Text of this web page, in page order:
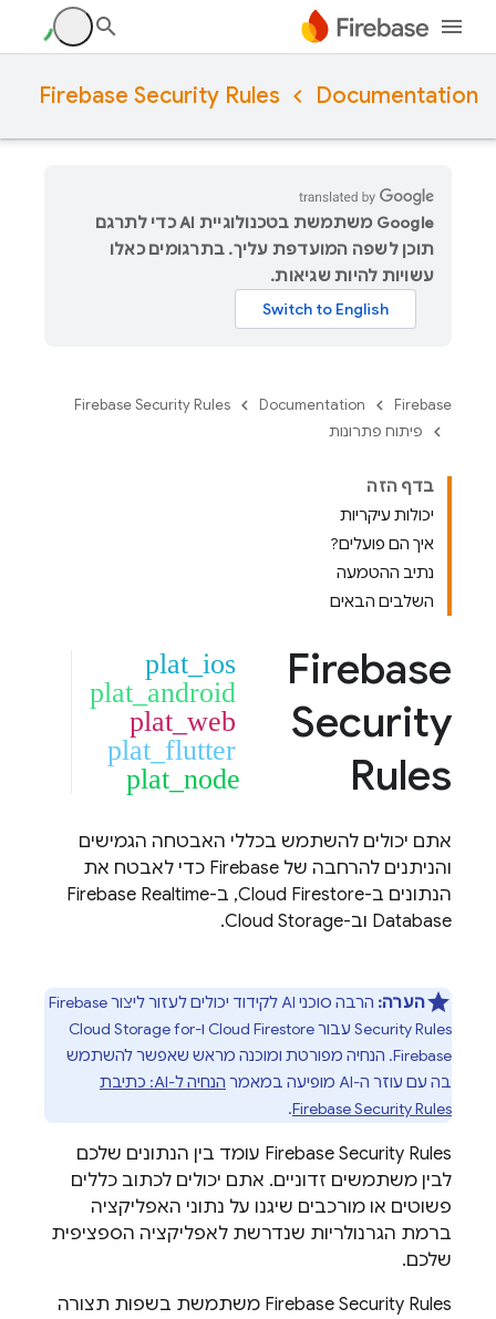
Documentation
Firebase Security Rules
‫Google משתמשת בטכנולוגיית AI כדי לתרגם
תוכן לשפה המועדפת עליך. בתרגומים כאלו
עשויות להיות שגיאות.
Firebase
Documentation
Firebase Security Rules
פיתוח פתרונות
בדף הזה
יכולות עיקריות
איך הם פועלים?
נתיב ההטמעה
השלבים הבאים
Firebase
Security
Rules
plat_ios
plat_android
plat_web
plat_flutter
plat_node
אתם יכולים להשתמש בכללי האבטחה הגמישים
והניתנים להרחבה של Firebase כדי לאבטח את
הנתונים ב-Cloud Firestore, ב-Firebase Realtime
Database וב-Cloud Storage
.
הערה: הרבה סוכני AI לקידוד יכולים לעזור ליצור
Firebase
Security Rules עבורCloud Firestore ו-Cloud Storage for
Firebase. הנחיה מפורטת ומוכנה מראש שאפשר להשתמש
בה עם עוזר ה-AI מופיעה במאמר
הנחיה ל-AI: כתיבת
Firebase Security Rules
.
Firebase Security Rules עומד בין הנתונים שלכם
לבין משתמשים זדוניים. אתם יכולים לכתוב כללים
פשוטים או מורכבים שיגנו על נתוני האפליקציה
ברמת הגרנולריות שנדרשת לאפליקציה הספציפית
שלכם.
Firebase Security Rules משתמשת בשפות תצורה